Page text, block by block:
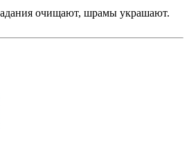
очищают, шрамы украшают.